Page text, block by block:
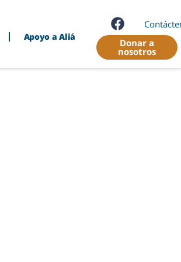
Apoyo a Aliá
Donar a
nosotros